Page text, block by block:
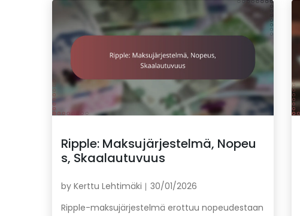
Ripple: Maksujärjestelmä, Nopeu
s, Skaalautuvuus
by Kerttu Lehtimäki
30/01/2026
Ripple-maksujärjestelmä erottuu nopeudestaan